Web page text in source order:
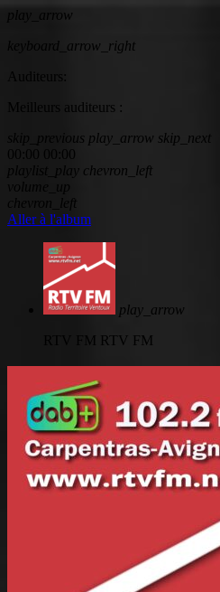
play_arrow
keyboard_arrow_right
Auditeurs:
Meilleurs auditeurs :
skip_previous play_arrow skip_next
00:00
00:00
playlist_play chevron_left
chevron_left
Aller à l'album
play_arrow
RTV FM RTV FM